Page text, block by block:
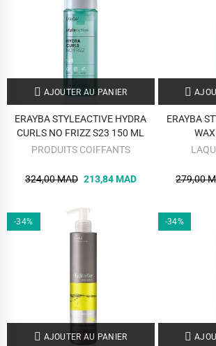
AJOUTER AU PANIER
ERAYBA STYLEACTIVE HYDRA
CURLS NO FRIZZ S23 150 ML
PRODUITS COIFFANTS
324,00 MAD 213,84 MAD
ERAYBA
279,00
-34%
AJOUTER AU PANIER
-34%